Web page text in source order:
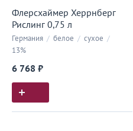
Флерсхаймер Херрнберг
Рислинг 0,75 л
Германия / белое / сухое /
13%
6 768 ₽